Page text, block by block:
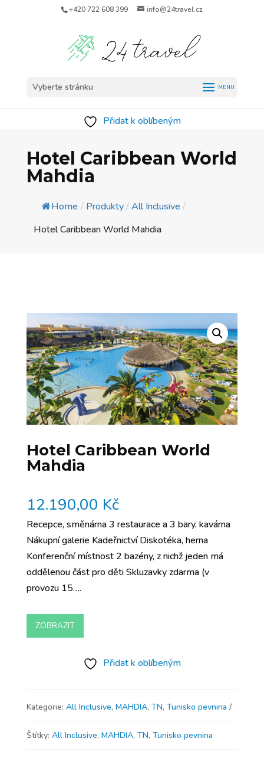
+420 722 608 399 info@24travel.cz
Vyberte stránku
Přidat k oblíbeným
Hotel Caribbean World
Mahdia
Home / Produkty/All Inclusive /
Hotel Caribbean World Mahdia
Hotel Caribbean World
Mahdia
12.190,00 Kč
Recepce, směnárna 3 restaurace a 3 bary, kavárna
Nákupní galerie Kadeřnictví Diskotéka, herna
Konferenční místnost 2 bazény, z nichž jeden má
oddělenou část pro děti Skluzavky zdarma (v
provozu 15….
ZOBRAZIT
Přidat k oblíbeným
Kategorie: All Inclusive, MAHDIA, TN, Tunisko pevnina
Štítky: All Inclusive, MAHDIA, TN, Tunisko pevnina